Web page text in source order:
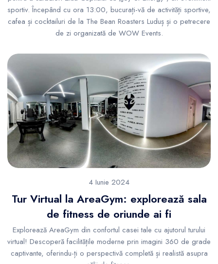
sportiv. Începând cu ora 13:00, bucurați-vă de activități sportive,
cafea și cocktailuri de la The Bean Roasters Luduș și o petrecere
de zi organizată de WOW Events.
4 Iunie 2024
Tur Virtual la AreaGym: explorează sala
de fitness de oriunde ai fi
Explorează AreaGym din confortul casei tale cu ajutorul turului
virtual! Descoperă facilitățile moderne prin imagini 360 de grade
captivante, oferindu-ți o perspectivă completă și realistă asupra